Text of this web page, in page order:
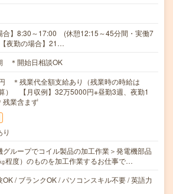
合】8:30～17:00 (休憩12:15～45分間・実働7
夜勤の場合】21…
＊開始日相談OK
＊残業代全額支給あり（残業時の時給は
） 【月収例】32万5000円※昼勤3週、夜勤1
残業含まず
グループでコイル製品の加工作業＞発電機部品
程度）のものを加工作業するお仕事で…
OK / ブランクOK / パソコンスキル不要 / 英語力